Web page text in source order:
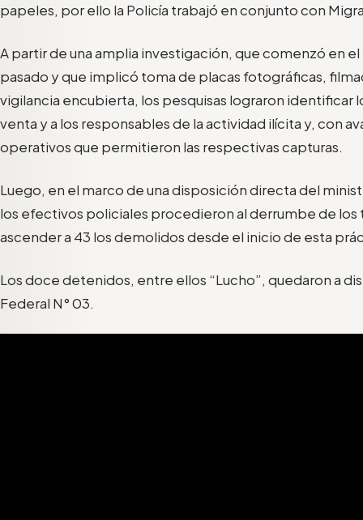
papeles, por ello la Policía trabajó en conjunto con
A partir de una amplia investigación, que comenzó en
pasado y que implicó toma de placas fotográficas,
vigilancia encubierta, los pesquisas lograron identificar
venta y a los responsables de la actividad ilícita y, con
operativos que permitieron las respectivas capturas.
Luego, en el marco de una disposición directa del
los efectivos policiales procedieron al derrumbe de los
ascender a 43 los demolidos desde el inicio de esta
Los doce detenidos, entre ellos “Lucho”, quedaron a
Federal N° 03.